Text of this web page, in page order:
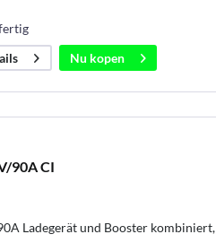
Nu kopen
90A CI
Ladegerät und Booster kombiniert,